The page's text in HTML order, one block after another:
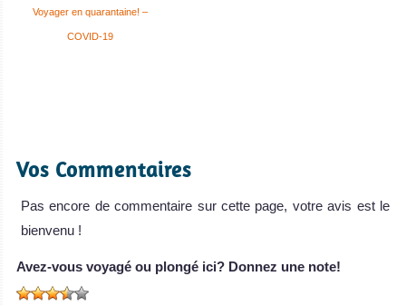
Voyager en quarantaine! –
COVID-19
Vos Commentaires
Pas encore de commentaire sur cette page, votre avis est le
bienvenu !
Avez-vous voyagé ou plongé ici? Donnez une note!